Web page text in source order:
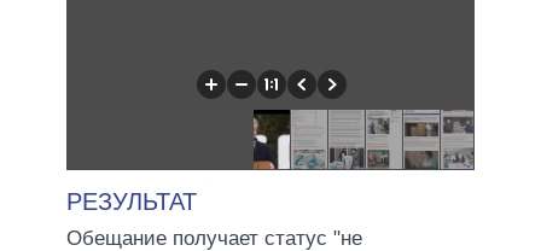
РЕЗУЛЬТАТ
Обещание получает статус "не